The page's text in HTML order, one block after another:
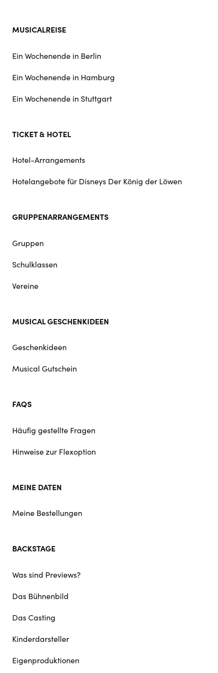
MUSICALREISE
Ein Wochenende in Berlin
Ein Wochenende in Hamburg
Ein Wochenende in Stuttgart
TICKET & HOTEL
Hotel-Arrangements
Hotelangebote für Disneys Der König der Löwen
GRUPPENARRANGEMENTS
Gruppen
Schulklassen
Vereine
MUSICAL GESCHENKIDEEN
Geschenkideen
Musical Gutschein
FAQS
Häufig gestellte Fragen
Hinweise zur Flexoption
MEINE DATEN
Meine Bestellungen
BACKSTAGE
Was sind Previews?
Das Bühnenbild
Das Casting
Kinderdarsteller
Eigenproduktionen